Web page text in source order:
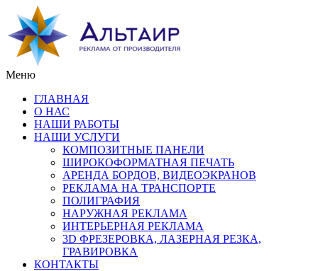
Меню
ГЛАВНАЯ
О НАС
НАШИ РАБОТЫ
НАШИ УСЛУГИ
КОМПОЗИТНЫЕ ПАНЕЛИ
ШИРОКОФОРМАТНАЯ ПЕЧАТЬ
АРЕНДА БОРДОВ, ВИДЕОЭКРАНОВ
РЕКЛАМА НА ТРАНСПОРТЕ
ПОЛИГРАФИЯ
НАРУЖНАЯ РЕКЛАМА
ИНТЕРЬЕРНАЯ РЕКЛАМА
3D ФРЕЗЕРОВКА, ЛАЗЕРНАЯ РЕЗКА,
ГРАВИРОВКА
КОНТАКТЫ